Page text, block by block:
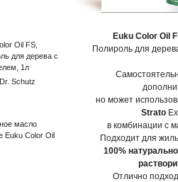
Oil FS,
для дерева с
1л
Schutz
масло
Euku Color Oil
Euku Color Oil
Полироль для
но может
Strato
в комбинации с
Подходит для
100%
Отлично